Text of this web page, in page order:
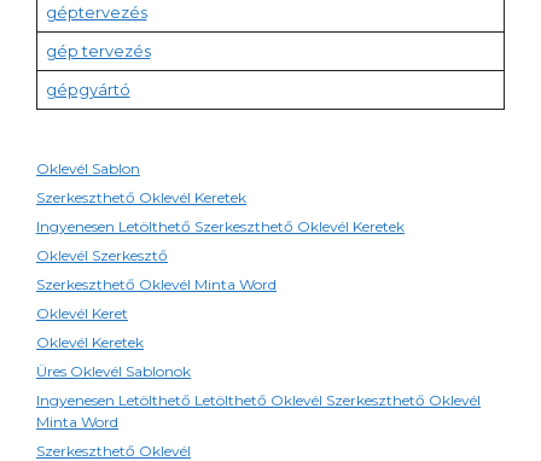
géptervezés
gép tervezés
gépgyártó
Oklevél Sablon
Szerkeszthető Oklevél Keretek
Ingyenesen Letölthető Szerkeszthető Oklevél Keretek
Oklevél Szerkesztő
Szerkeszthető Oklevél Minta Word
Oklevél Keret
Oklevél Keretek
Üres Oklevél Sablonok
Ingyenesen Letölthető Letölthető Oklevél Szerkeszthető Oklevél
Minta Word
Szerkeszthető Oklevél